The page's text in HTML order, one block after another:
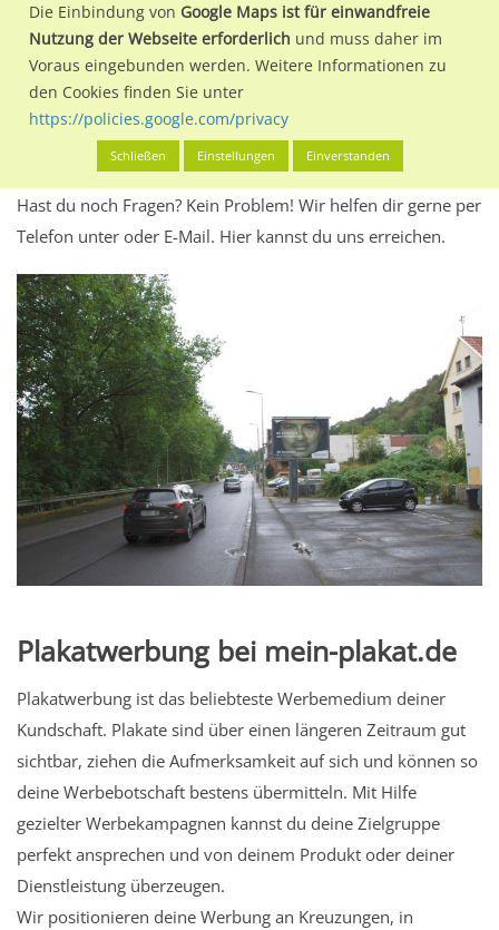
kannst du dich schon vor der Buchung im Detail über den
Standort, seine Reichweite und Werbewirkung sowie
eventuelle Beschränkungen in den zugelassenen
Werbeinhalten informieren.
Alles klar? Dann findest du direkt im unteren Teil dieser Seite
Buchungdes Standorts.
Hast du noch Fragen? Kein Problem! Wir helfen dir gerne per
Telefon unter oder E-Mail. Hier kannst du uns erreichen.
Plakatwerbung bei mein-plakat.de
Plakatwerbung ist das beliebteste Werbemedium deiner
Kundschaft. Plakate sind über einen längeren Zeitraum gut
sichtbar, ziehen die Aufmerksamkeit auf sich und können so
deine Werbebotschaft bestens übermitteln. Mit Hilfe
gezielter Werbekampagnen kannst du deine Zielgruppe
perfekt ansprechen und von deinem Produkt oder deiner
Dienstleistung überzeugen.
Wir positionieren deine Werbung an Kreuzungen, in
Die Einbindung von Google Maps ist für einwandfreie
Nutzung der Webseite erforderlich und muss daher im
Voraus eingebunden werden. Weitere Informationen zu
den Cookies finden Sie unter
https://policies.google.com/privacy
Schließen Einstellungen Einverstanden